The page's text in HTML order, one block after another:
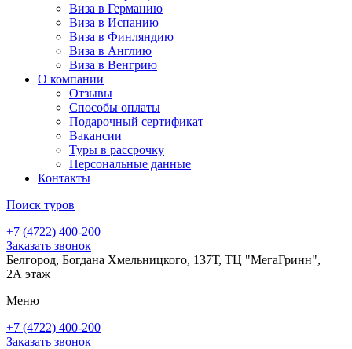
Виза в Германию
Виза в Испанию
Виза в Финляндию
Виза в Англию
Виза в Венгрию
О компании
Отзывы
Способы оплаты
Подарочный сертификат
Вакансии
Туры в рассрочку
Персональные данные
Контакты
Поиск туров
+7 (4722) 400-200
Заказать звонок
Белгород, Богдана Хмельницкого, 137Т, ТЦ "МегаГринн",
2А этаж
Меню
+7 (4722) 400-200
Заказать звонок